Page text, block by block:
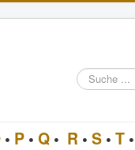
Suche
im
• P • Q • R • S • T •